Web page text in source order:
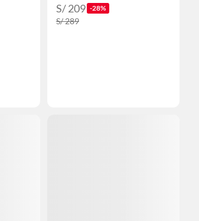
S/ 209 -28%
S/ 289